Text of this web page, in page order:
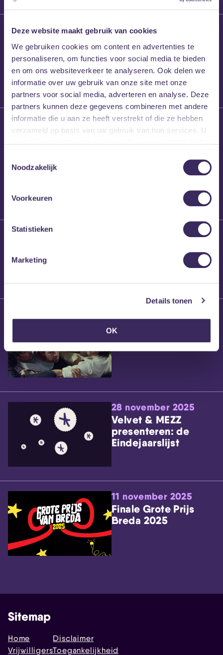
Deze website maakt gebruik van cookies
We gebruiken cookies om content en advertenties te
personaliseren, om functies voor social media te bieden
en om ons websiteverkeer te analyseren. Ook delen we
informatie over uw gebruik van onze site met onze
partners voor social media, adverteren en analyse. Deze
partners kunnen deze gegevens combineren met andere
informatie die u aan ze heeft verstrekt of die ze hebben
verzameld op basis van uw gebruik van hun services. U
Noodzakelijk
Voorkeuren
Statistieken
Marketing
Details tonen
OK
27 maart 2026
Willem’s Blog:
Frans Kalf
26 maart 2026
Willem’s Blog: High
Brennt Vanneste
Willem’s Blog: Ão
28 november 2025
Velvet & MEZZ
presenteren: de
Eindejaarslijst
11 november 2025
Finale Grote Prijs
Breda 2025
Sitemap
Home
Vrijwilligers
Disclaimer
Toegankelijkheid